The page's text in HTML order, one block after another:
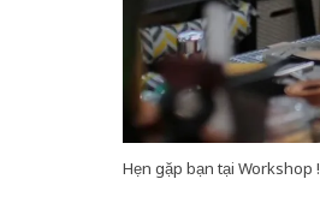
Hẹn gặp bạn tại Workshop !